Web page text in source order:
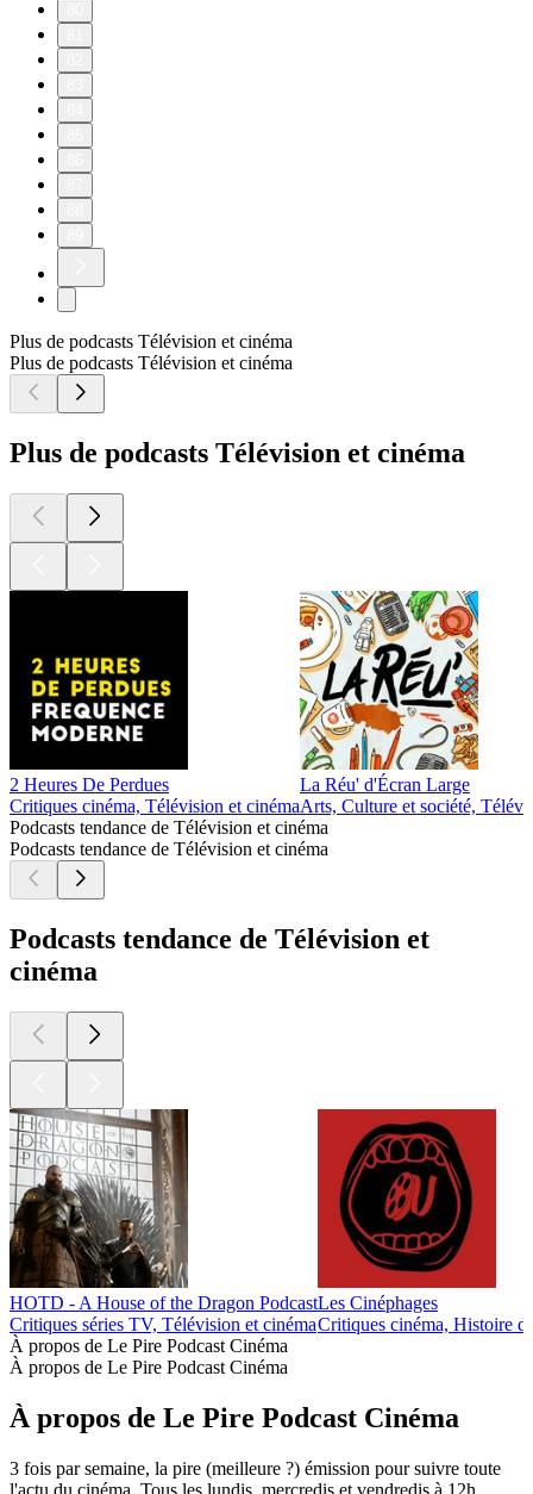
Plus de podcasts Télévision et cinéma
Plus de podcasts Télévision et cinéma
Plus de podcasts Télévision et cinéma
2 Heures De Perdues
Critiques cinéma, Télévision et cinéma
La Réu' d'Écran Large
Arts, Culture et société,
Podcasts tendance de Télévision et cinéma
Podcasts tendance de Télévision et cinéma
Podcasts tendance de Télévision et
cinéma
HOTD - A House of the Dragon Podcast
Critiques séries TV, Télévision et cinéma
Les Cinéphages
Critiques cinéma, Histoire
À propos de Le Pire Podcast Cinéma
À propos de Le Pire Podcast Cinéma
À propos de Le Pire Podcast Cinéma
3 fois par semaine, la pire (meilleure ?) émission pour suivre toute
l'actu du cinéma. Tous les lundis, mercredis et vendredis à 12h.